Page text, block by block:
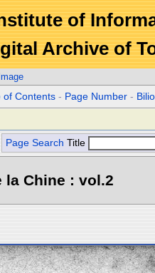
of
Archive of
of Contents - Page Number -
Page Search Title
la Chine : vol.2